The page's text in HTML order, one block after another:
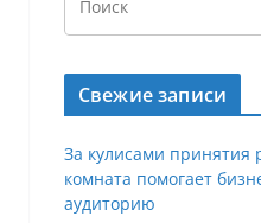
Свежие записи
За кулисами принятия
комната помогает
аудиторию